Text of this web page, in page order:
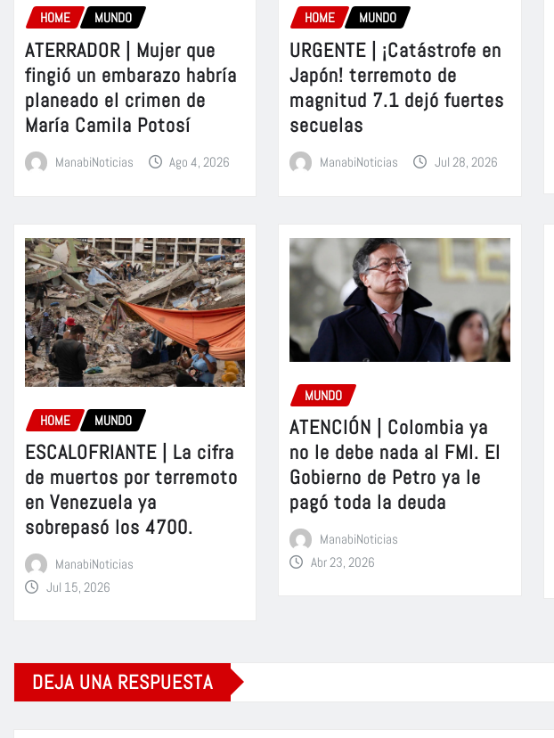
HOME MUNDO
ATERRADOR | Mujer que
fingió un embarazo habría
planeado el crimen de
María Camila Potosí
ManabiNoticias Ago 4, 2026
HOME MUNDO
URGENTE | ¡Catástrofe en
Japón! terremoto de
magnitud 7.1 dejó fuertes
secuelas
ManabiNoticias Jul 28, 2026
HOME MUNDO
ESCALOFRIANTE | La cifra
de muertos por terremoto
en Venezuela ya
sobrepasó los 4700.
ManabiNoticias
Jul 15, 2026
MUNDO
ATENCIÓN | Colombia ya
no le debe nada al FMI. El
Gobierno de Petro ya le
pagó toda la deuda
ManabiNoticias
Abr 23, 2026
DEJA UNA RESPUESTA